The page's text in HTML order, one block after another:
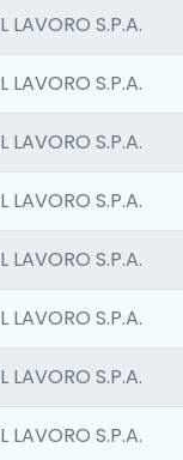
LAVORO S.P.A.
LAVORO S.P.A.
LAVORO S.P.A.
LAVORO S.P.A.
LAVORO S.P.A.
LAVORO S.P.A.
LAVORO S.P.A.
LAVORO S.P.A.